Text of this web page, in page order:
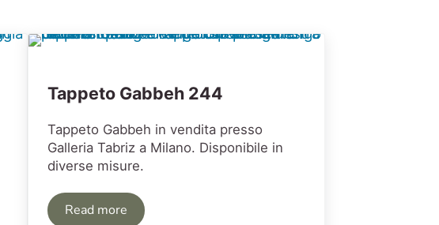
Tappeto Gabbeh 244
Tappeto Gabbeh in vendita presso
Galleria Tabriz a Milano. Disponibile in
diverse misure.
Read moreTappeto Gabbeh 244